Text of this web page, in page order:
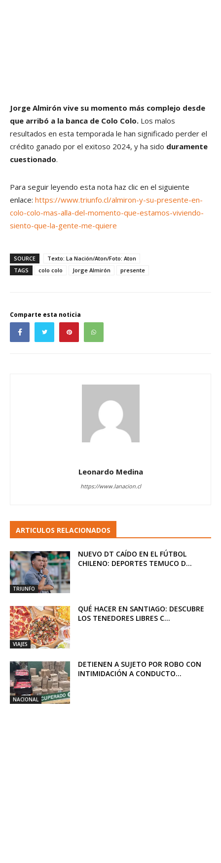
Jorge Almirón vive su momento más complejo desde
que arribó a la banca de Colo Colo. Los malos
resultados en esta temporada le han significado perder el
crédito ganado por el exitoso 2024, y ha sido duramente
cuestionado.
Para seguir leyendo esta nota haz clic en el siguiente
enlace: https://www.triunfo.cl/almiron-y-su-presente-en-
colo-colo-mas-alla-del-momento-que-estamos-viviendo-
siento-que-la-gente-me-quiere
SOURCE
Texto: La Nación/Aton/Foto: Aton
TAGS
colo colo Jorge Almirón presente
Comparte esta noticia
Leonardo Medina
https://www.lanacion.cl
ARTICULOS RELACIONADOS
TRIUNFO
NUEVO DT CAÍDO EN EL FÚTBOL
CHILENO: DEPORTES TEMUCO D...
VIAJES
QUÉ HACER EN SANTIAGO: DESCUBRE
LOS TENEDORES LIBRES C...
NACIONAL
DETIENEN A SUJETO POR ROBO CON
INTIMIDACIÓN A CONDUCTO...